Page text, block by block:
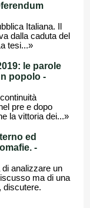
Italiana. Il
dalla caduta del
tesi...»
le parole
popolo -
pre e dopo
la vittoria dei...»
ed
-
analizzare un
ma di una
discutere.